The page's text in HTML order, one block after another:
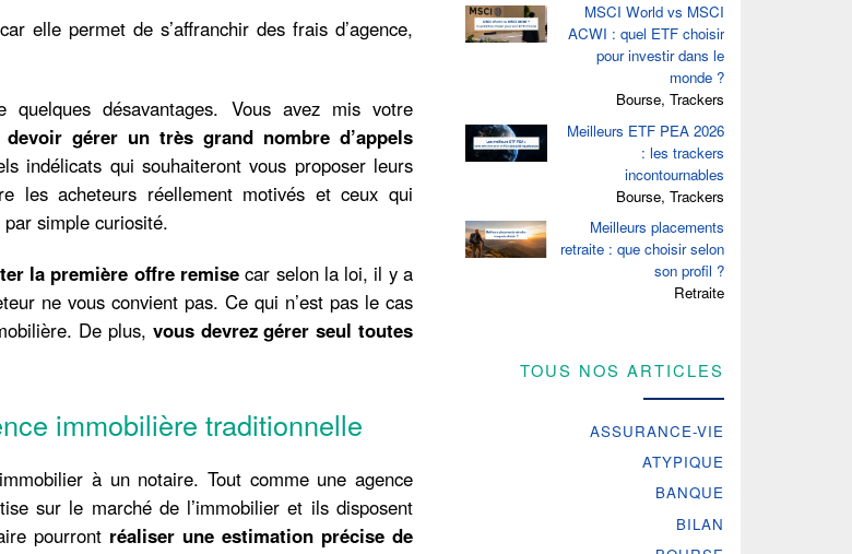
elle permet de s’affranchir des frais d’agence,
quelques désavantages. Vous avez mis votre
devoir gérer un très grand nombre d’appels
indélicats qui souhaiteront vous proposer leurs
les acheteurs réellement motivés et ceux qui
simple curiosité.
la première offre remisecar selon la loi, il y a
ne vous convient pas. Ce qui n’est pas le cas
De plus, vous devrez gérer seul toutes
immobilière traditionnelle
à un notaire. Tout comme une agence
sur le marché de l’immobilier et ils disposent
pourront réaliser une estimation précise de
MSCI World vs MSCI
ACWI : quel ETF choisir
pour investir dans le
monde ?
Bourse, Trackers
Meilleurs ETF PEA 2026
: les trackers
incontournables
Bourse, Trackers
Meilleurs placements
retraite : que choisir selon
son profil ?
Retraite
TOUS NOS ARTICLES
ASSURANCE-VIE
ATYPIQUE
BANQUE
BILAN